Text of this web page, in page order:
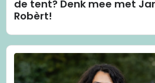
de tent? Denk mee met
Robèrt!